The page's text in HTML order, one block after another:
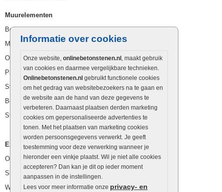
Informatie over cookies
Onze website, onlinebetonstenen.nl , maakt gebruik
van cookies en daarmee vergelijkbare technieken.
Onlinebetonstenen.nl gebruikt functionele cookies
om het gedrag van websitebezoekers na te gaan en
de website aan de hand van deze gegevens te
verbeteren. Daarnaast plaatsen derden marketing
cookies om gepersonaliseerde advertenties te
tonen. Met het plaatsen van marketing cookies
worden persoonsgegevens verwerkt. Je geeft
toestemming voor deze verwerking wanneer je
hieronder een vinkje plaatst. Wil je niet alle cookies
accepteren? Dan kan je dit op ieder moment
aanpassen in de instellingen.
Lees voor meer informatie onze privacy- en
Muurelementen
Betonbielzen
Muurstenen
Opsluitbanden
Palissaden
Stapelblokken
Betonblokken
Stapelstenen
Extra benodigdheden
Ophoogzand
Siergrind en siersplit
Waterafvoer